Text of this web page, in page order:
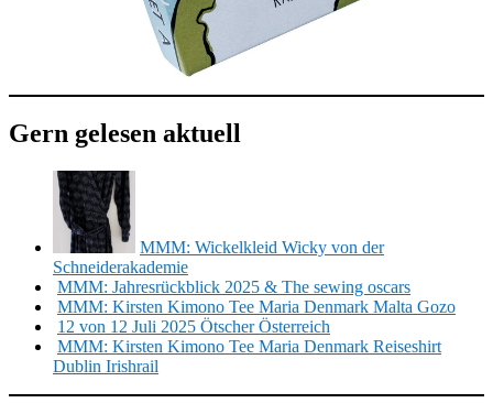
Gern gelesen aktuell
MMM: Wickelkleid Wicky von der
Schneiderakademie
MMM: Jahresrückblick 2025 & The sewing oscars
MMM: Kirsten Kimono Tee Maria Denmark Malta Gozo
12 von 12 Juli 2025 Ötscher Österreich
MMM: Kirsten Kimono Tee Maria Denmark Reiseshirt
Dublin Irishrail